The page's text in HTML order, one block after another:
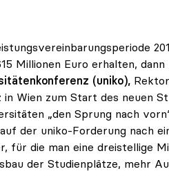
Millionen Euro erhalten,
(uniko),
Wien zum Start des neuen
„den Sprung nach
der uniko-Forderung nach
für die man eine dreistellige
der Studienplätze, mehr